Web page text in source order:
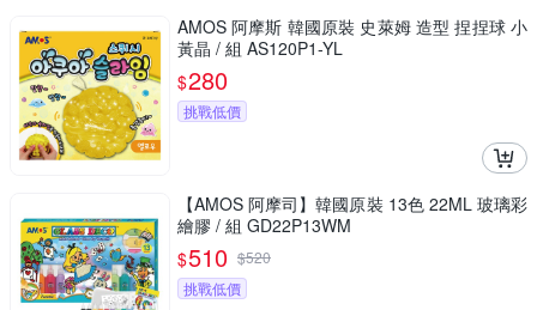
AMOS 阿摩斯 韓國原裝 史萊姆 造型 捏捏球 小
黃晶 / 組 AS120P1-YL
$280
挑戰低價
【AMOS 阿摩司】韓國原裝 13色 22ML 玻璃彩
繪膠 / 組 GD22P13WM
$510 $520
挑戰低價